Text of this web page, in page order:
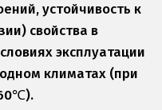
устойчивость к
свойства в
эксплуатации
климатах (при